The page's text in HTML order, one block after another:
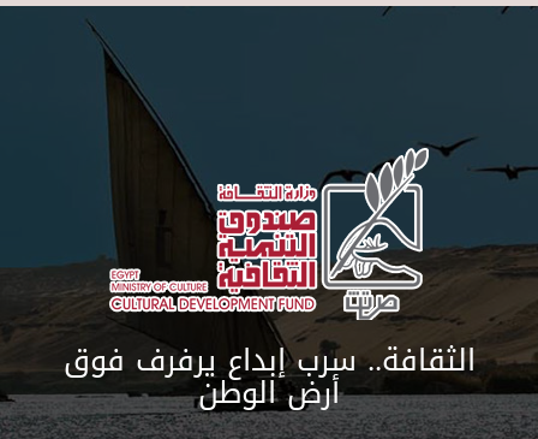
Skip to main content
الثقافة.. سرب إبداع يرفرف فوق
أرض الوطن